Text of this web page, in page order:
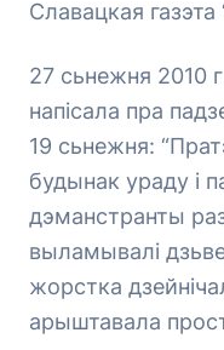
Славацкая газэта
27 сьнежня 2010
напісала пра
19 сьнежня:
будынак ураду і
дэманстранты
выламывалі
жорстка
арыштавала